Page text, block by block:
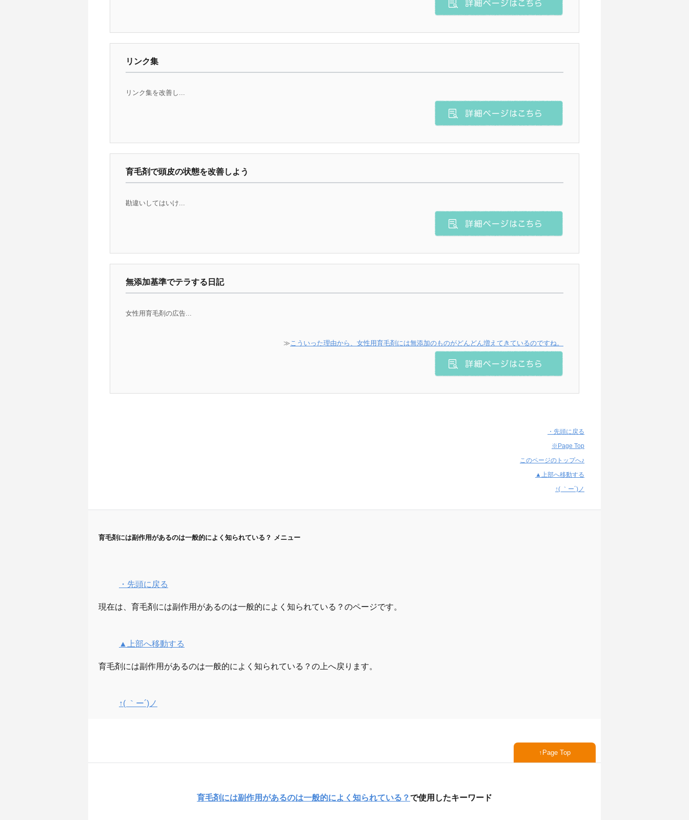
リンク集
リンク集を改善し...
育毛剤で頭皮の状態を改善しよう
勘違いしてはいけ...
無添加基準でテラする日記
女性用育毛剤の広告...
≫こういった理由から、女性用育毛剤には無添加のものがどんどん増えてきているのですね。
・先頭に戻る
※Page Top
このページのトップへ♪
▲上部へ移動する
↑( ｀ー´)ノ
育毛剤には副作用があるのは一般的によく知られている？ メニュー
・先頭に戻る
現在は、育毛剤には副作用があるのは一般的によく知られている？のページです。
▲上部へ移動する
育毛剤には副作用があるのは一般的によく知られている？の上へ戻ります。
↑( ｀ー´)ノ
Page Top
育毛剤には副作用があるのは一般的によく知られている？で使用したキーワード